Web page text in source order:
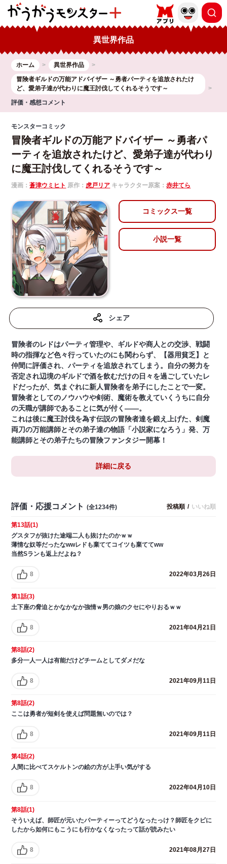
異世界作品
ホーム
異世界作品
冒険者ギルドの万能アドバイザー ～勇者パーティを追放されたけ
ど、愛弟子達が代わりに魔王討伐してくれるそうです～
評価・感想コメント
モンスターコミック
冒険者ギルドの万能アドバイザー ～勇者パ
ーティを追放されたけど、愛弟子達が代わり
に魔王討伐してくれるそうです～
漫画：蒼津ウミヒト 原作： 虎戸リア キャラクター原案：赤井てら
コミックス一覧
小説一覧
シェア
冒険者のレドはパーティ管理や、ギルドや商人との交渉、戦闘
時の指揮など色々行っていたのにも関わらず、【器用貧乏】と
仲間に評価され、パーティを追放されてしまう。自分の努力を
否定され辺境のギルドで酒を飲むだけの日々を過ごしていたレ
ドだったが、気まぐれに新人冒険者を弟子にしたことで一変。
冒険者としてのノウハウや剣術、魔術を教えていくうちに自分
の天職が講師であることに気が付く——。
これは後に魔王討伐を為す伝説の冒険者達を鍛え上げた、剣魔
両刀の万能講師とその弟子達の物語「小説家になろう」発、万
能講師とその弟子たちの冒険ファンタジー開幕！
詳細に戻る
評価・応援コメント (全1234件) 投稿順 / いいね順
第13話(1)
グスタフが抜けた途端二人も抜けたのかｗｗ
薄情な奴等だったなwwレドも棄ててコイツも棄ててww
当然Sランも返上だよね？
8 2022年03月26日
第1話(3)
土下座の脅迫とかなかなか強情ｗ男の娘のクセにやりおるｗｗ
8 2021年04月21日
第8話(2)
多分一人一人は有能だけどチームとしてダメだな
8 2021年09月11日
第8話(2)
ここは勇者が短剣を使えば問題無いのでは？
8 2021年09月11日
第4話(2)
人間に比べてスケルトンの絵の方が上手い気がする
8 2022年04月10日
第8話(1)
そういえば、師匠が元いたパーティーってどうなったっけ？師匠をクビに
したから如何にもこうにも行かなくなったって話が読みたい
8 2021年08月27日